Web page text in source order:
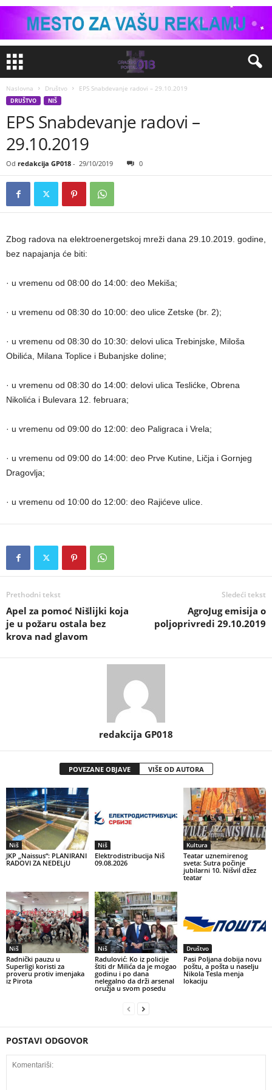
Naslovna Društvo EPS Snabdevanje radovi – 29.10.2019
DRUŠTVO NIŠ
EPS Snabdevanje radovi –
29.10.2019
Od redakcija GP018 - 29/10/2019 0
Zbog radova na elektroenergetskoj mreži dana 29.10.2019. godine,
bez napajanja će biti:
· u vremenu od 08:00 do 14:00: deo Mekiša;
· u vremenu od 08:30 do 10:00: deo ulice Zetske (br. 2);
· u vremenu od 08:30 do 10:30: delovi ulica Trebinjske, Miloša
Obilića, Milana Toplice i Bubanjske doline;
· u vremenu od 08:30 do 14:00: delovi ulica Teslićke, Obrena
Nikolića i Bulevara 12. februara;
· u vremenu od 09:00 do 12:00: deo Paligraca i Vrela;
· u vremenu od 09:00 do 14:00: deo Prve Kutine, Ličja i Gornjeg
Dragovlja;
· u vremenu od 10:00 do 12:00: deo Rajićeve ulice.
Prethodni tekst
Apel za pomoć Nišlijki koja
je u požaru ostala bez
krova nad glavom
Sledeći tekst
AgroJug emisija o
poljoprivredi 29.10.2019
redakcija GP018
POVEZANE OBJAVE VIŠE OD AUTORA
Niš
JKP „Naissus“: PLANIRANI
RADOVI ZA NEDELjU
Niš
Elektrodistribucija Niš
09.08.2026
Kultura
Teatar uznemirenog
sveta: Sutra počinje
jubilarni 10. Nišvil džez
teatar
Niš
Radnički pauzu u
Superligi koristi za
proveru protiv imenjaka
iz Pirota
Niš
Radulović: Ko iz policije
štiti dr Milića da je mogao
godinu i po dana
nelegalno da drži arsenal
oružja u svom posedu
Društvo
Pasi Poljana dobija novu
poštu, a pošta u naselju
Nikola Tesla menja
lokaciju
POSTAVI ODGOVOR